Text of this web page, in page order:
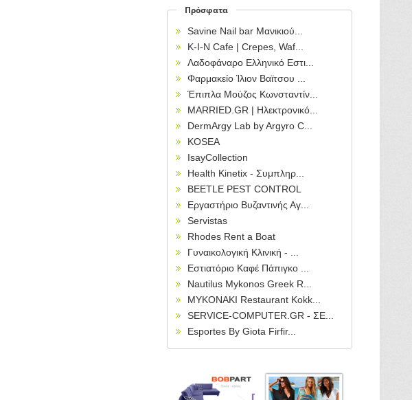
Πρόσφατα
Savine Nail bar Μανικιού...
Κ-Ι-Ν Cafe | Crepes, Waf...
Λαδοφάναρο Ελληνικό Εστι...
Φαρμακείο Ίλιον Βαϊτσου ...
Έπιπλα Μούζος Κωνσταντίν...
MARRIED.GR | Ηλεκτρονικό...
DermArgy Lab by Argyro C...
KOSEA
IsayCollection
Health Kinetix - Συμπληρ...
BEETLE PEST CONTROL
Εργαστήριο Βυζαντινής Αγ...
Servistas
Rhodes Rent a Boat
Γυναικολογική Κλινική - ...
Εστιατόριο Καφέ Πάπιγκο ...
Nautilus Mykonos Greek R...
MYKONAKI Restaurant Kokk...
SERVICE-COMPUTER.GR - ΣΕ...
Esportes By Giota Firfir...